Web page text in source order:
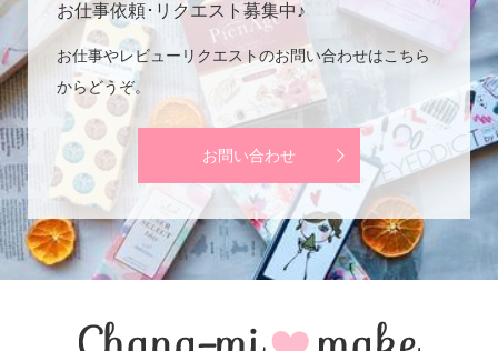
お仕事依頼･リクエスト募集中♪
お仕事やレビューリクエストのお問い合わせはこちら
からどうぞ。
お問い合わせ